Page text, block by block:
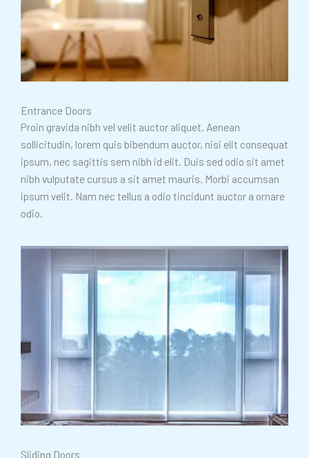
Entrance Doors
Proin gravida nibh vel velit auctor aliquet. Aenean
sollicitudin, lorem quis bibendum auctor, nisi elit consequat
ipsum, nec sagittis sem nibh id elit. Duis sed odio sit amet
nibh vulputate cursus a sit amet mauris. Morbi accumsan
ipsum velit. Nam nec tellus a odio tincidunt auctor a ornare
odio.
Sliding Doors